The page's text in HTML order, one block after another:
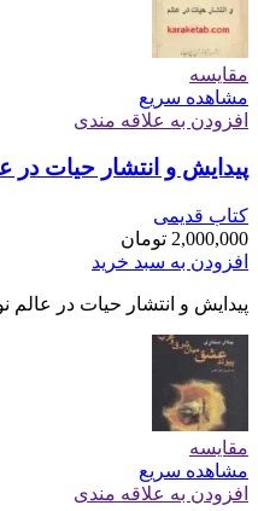
مقایسه
مشاهده سریع
افزودن به علاقه مندی
پیدایش و انتشار حیات در
کتاب قدیمی
2,000,000 تومان
افزودن به سبد خرید
پیدایش و انتشار حیات در عالم
مقایسه
مشاهده سریع
افزودن به علاقه مندی